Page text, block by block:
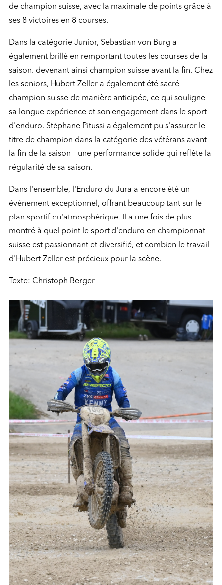
de champion suisse, avec la maximale de points grâce à
ses 8 victoires en 8 courses.
Dans la catégorie Junior, Sebastian von Burg a
également brillé en remportant toutes les courses de la
saison, devenant ainsi champion suisse avant la fin. Chez
les seniors, Hubert Zeller a également été sacré
champion suisse de manière anticipée, ce qui souligne
sa longue expérience et son engagement dans le sport
d'enduro. Stéphane Pitussi a également pu s'assurer le
titre de champion dans la catégorie des vétérans avant
la fin de la saison – une performance solide qui reflète la
régularité de sa saison.
Dans l'ensemble, l'Enduro du Jura a encore été un
événement exceptionnel, offrant beaucoup tant sur le
plan sportif qu'atmosphérique. Il a une fois de plus
montré à quel point le sport d'enduro en championnat
suisse est passionnant et diversifié, et combien le travail
d'Hubert Zeller est précieux pour la scène.
Texte: Christoph Berger